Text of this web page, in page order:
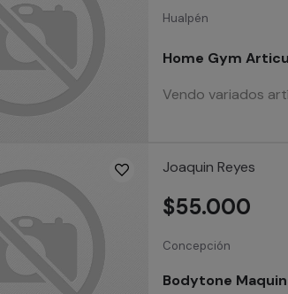
Hualpén
Home Gym
Vendo variados
Joaquin Reyes
Concepción
Bodytone
$55.000